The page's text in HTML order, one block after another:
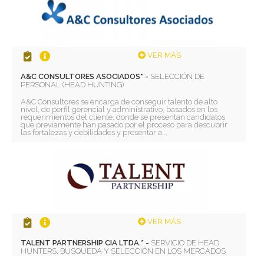
VER MÁS
A&C CONSULTORES ASOCIADOS* - SELECCIÓN DE
PERSONAL (HEAD HUNTING)
A&C Consultores se encarga de conseguir talento de alto
nivel, de perfil gerencial y administrativo, basados en los
requerimientos del cliente, donde se presentan candidatos
que previamente han pasado por el proceso para descubrir
las fortalezas y debilidades y presentar a...
VER MÁS
TALENT PARTNERSHIP CIA LTDA.* - SERVICIO DE HEAD
HUNTERS, BÚSQUEDA Y SELECCIÓN EN LOS MERCADOS